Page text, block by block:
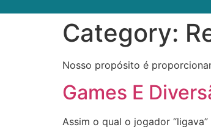
Category:
Nosso propósito é
Games E
Assim o qual o jogador